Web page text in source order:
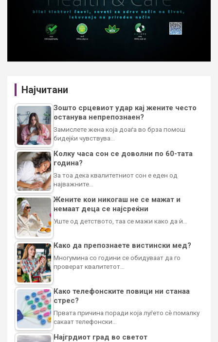
Најчитани
Зошто срцевиот удар кај жените често
останува непрепознаен?
Замислете жена која доаѓа во брза помош
бидејќи чувствува…
Колку часа сон се доволни по 60-тата
година?
За тоа дека квалитетниот сон е еден од
најважните…
Жените кои никогаш не се мажат и
немаат деца се најсреќни
Уште од детството, таа се мажи како да ѝ…
Како да препознаете вистински мед?
Многумина со години се обидуваат да го
проверат квалитетот…
Како телефонските повици ни станаа
стрес?
Првата причина поради која луѓето сè помалку
сакаат телефонски…
Најгрдиот град во светот